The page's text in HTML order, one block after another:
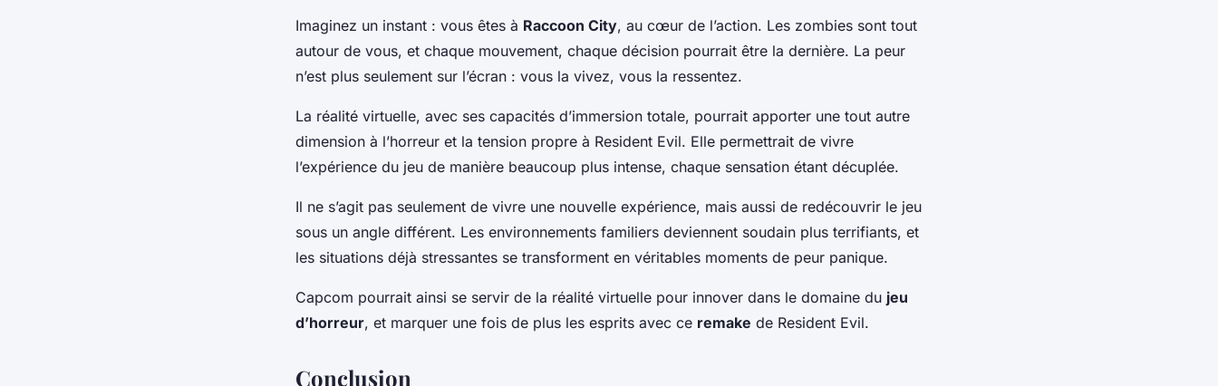
Imaginez un instant : vous êtes à Raccoon City, au cœur de l’action. Les zombies sont tout
autour de vous, et chaque mouvement, chaque décision pourrait être la dernière. La peur
n’est plus seulement sur l’écran : vous la vivez, vous la ressentez.
La réalité virtuelle, avec ses capacités d’immersion totale, pourrait apporter une tout autre
dimension à l’horreur et la tension propre à Resident Evil. Elle permettrait de vivre
l’expérience du jeu de manière beaucoup plus intense, chaque sensation étant décuplée.
Il ne s’agit pas seulement de vivre une nouvelle expérience, mais aussi de redécouvrir le jeu
sous un angle différent. Les environnements familiers deviennent soudain plus terrifiants, et
les situations déjà stressantes se transforment en véritables moments de peur panique.
Capcom pourrait ainsi se servir de la réalité virtuelle pour innover dans le domaine du jeu
d’horreur, et marquer une fois de plus les esprits avec ce remake de Resident Evil.
Conclusion